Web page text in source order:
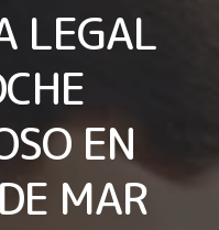
LEGAL
EN
MAR